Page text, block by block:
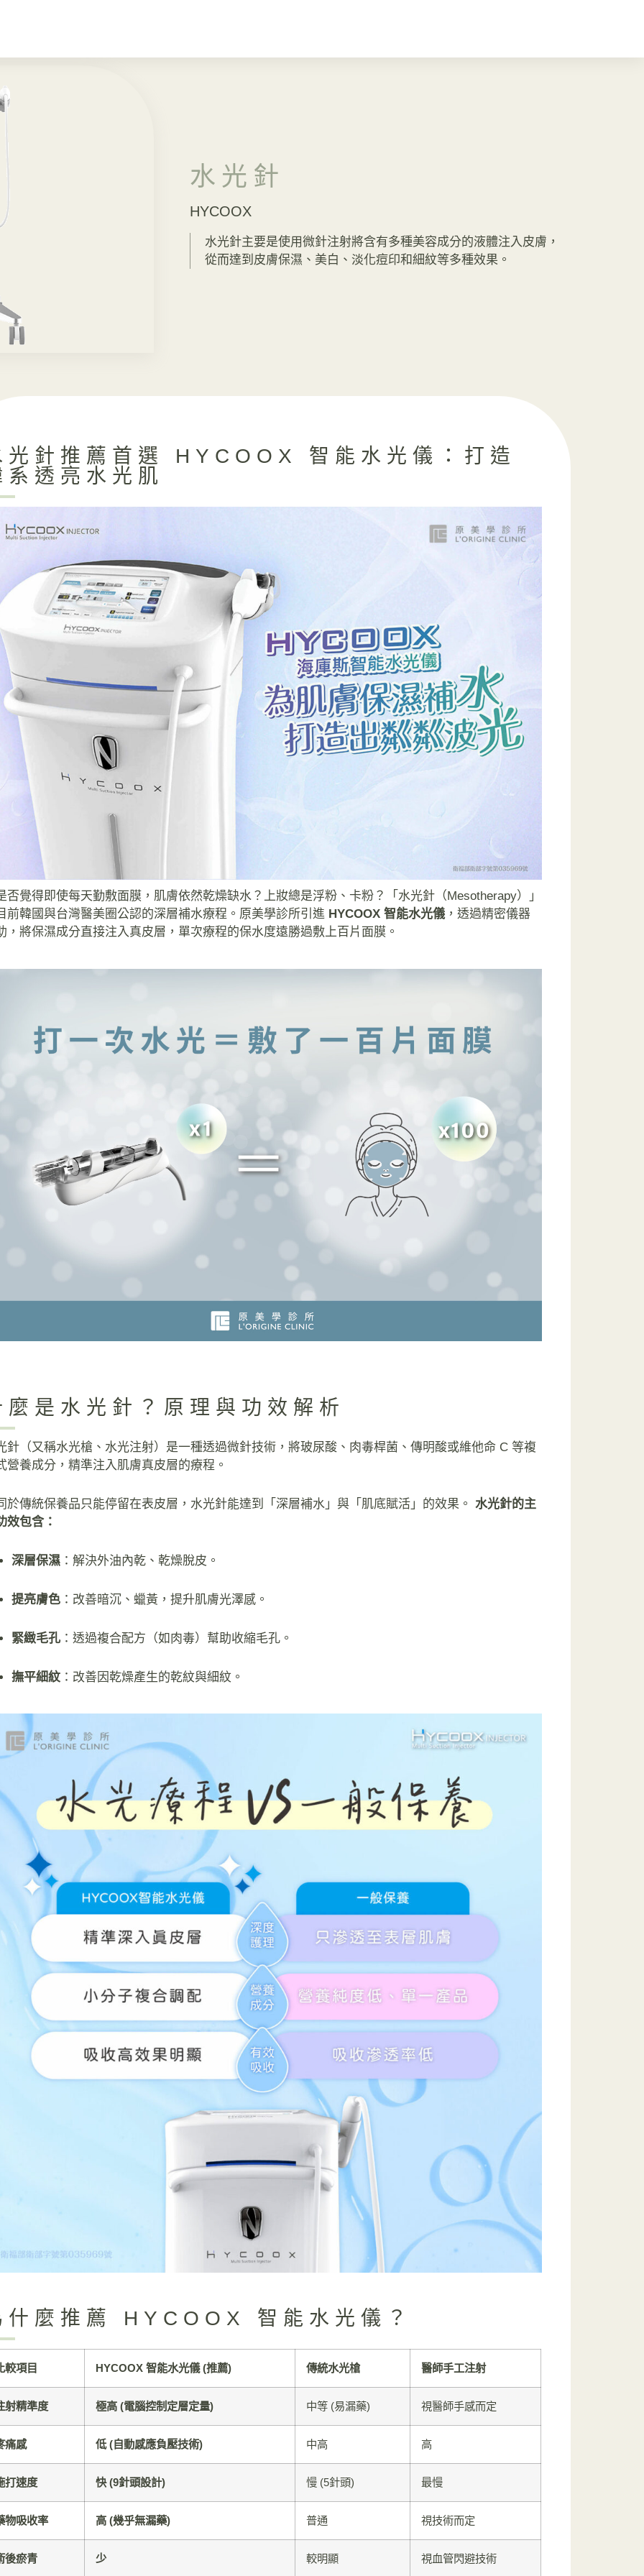
水光針
HYCOOX
水光針主要是使用微針注射將含有多種美容成分的液體注入皮膚，
從而達到皮膚保濕、美白、淡化痘印和細紋等多種效果。
光針推薦首選 HYCOOX 智能水光儀：打造
系透亮水光肌
否覺得即使每天勤敷面膜，肌膚依然乾燥缺水？上妝總是浮粉、卡粉？「水光針（Mesotherapy）」
前韓國與台灣醫美圈公認的深層補水療程。原美學診所引進 HYCOOX 智能水光儀 ，透過精密儀器
，將保濕成分直接注入真皮層，單次療程的保水度遠勝過敷上百片面膜。
麼是水光針？原理與功效解析
針（又稱水光槍、水光注射）是一種透過微針技術，將玻尿酸、肉毒桿菌、傳明酸或維他命 C 等複
營養成分，精準注入肌膚真皮層的療程。
於傳統保養品只能停留在表皮層，水光針能達到「深層補水」與「肌底賦活」的效果。水光針的主
效包含：
深層保濕 ：解決外油內乾、乾燥脫皮。
提亮膚色 ：改善暗沉、蠟黃，提升肌膚光澤感。
緊緻毛孔 ：透過複合配方（如肉毒）幫助收縮毛孔。
撫平細紋 ：改善因乾燥產生的乾紋與細紋。
什麼推薦 HYCOOX 智能水光儀？
較項目 HYCOOX 智能水光儀 (推薦) 傳統水光槍 醫師手工注射
射精準度 極高 (電腦控制定層定量) 中等 (易漏藥) 視醫師手感而定
痛感 低 (自動感應負壓技術) 中高 高
打速度 快 (9針頭設計) 慢 (5針頭) 最慢
物吸收率 高 (幾乎無漏藥) 普通 視技術而定
後瘀青 少 較明顯 視血管閃避技術